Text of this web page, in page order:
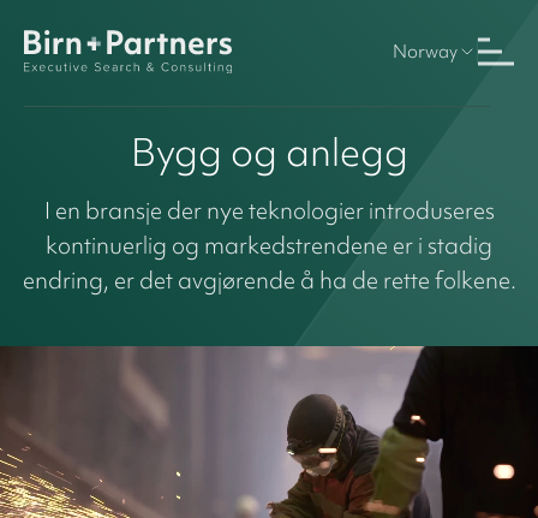
Norway
Bygg og anlegg
I en bransje der nye teknologier introduseres
kontinuerlig og markedstrendene er i stadig
endring, er det avgjørende å ha de rette folkene.